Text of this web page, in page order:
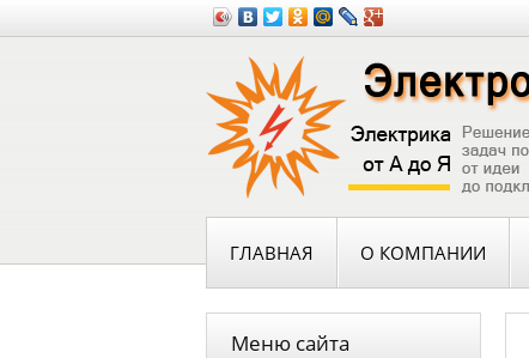
ГЛАВНАЯ О КОМПАНИИ
Меню сайта